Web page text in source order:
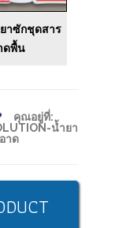
ยาซักชุดสาร
ดพื้น
คุณอยู่ที่:
น้ำยา
าด